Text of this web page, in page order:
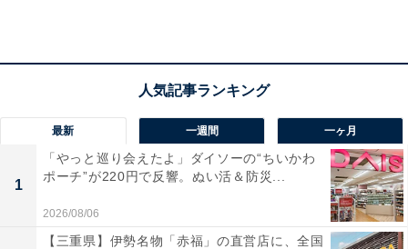
1 2
最新 一週間 一ヶ月
1
「やっと巡り会えたよ」ダイソーの“ちいかわ
ポーチ”が220円で反響。ぬい活＆防災...
2026/08/06
【三重県】伊勢名物「赤福」の直営店に、全国